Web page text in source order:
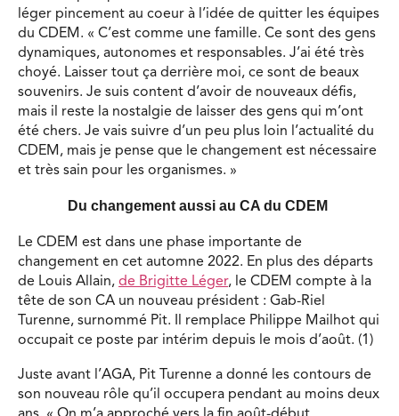
léger pincement au coeur à l’idée de quitter les équipes
du CDEM. « C’est comme une famille. Ce sont des gens
dynamiques, autonomes et responsables. J’ai été très
choyé. Laisser tout ça derrière moi, ce sont de beaux
souvenirs. Je suis content d’avoir de nouveaux défis,
mais il reste la nostalgie de laisser des gens qui m’ont
été chers. Je vais suivre d’un peu plus loin l’actualité du
CDEM, mais je pense que le changement est nécessaire
et très sain pour les organismes. »
Du changement aussi au CA du CDEM
Le CDEM est dans une phase importante de
changement en cet automne 2022. En plus des départs
de Louis Allain, de Brigitte Léger, le CDEM compte à la
tête de son CA un nouveau président : Gab-Riel
Turenne, surnommé Pit. Il remplace Philippe Mailhot qui
occupait ce poste par intérim depuis le mois d’août. (1)
Juste avant l’AGA, Pit Turenne a donné les contours de
son nouveau rôle qu’il occupera pendant au moins deux